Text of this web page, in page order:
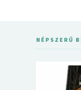
NÉPSZERŰ